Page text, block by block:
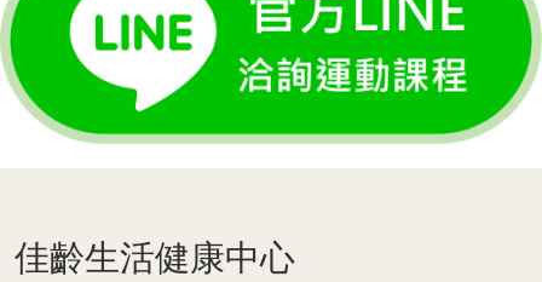
佳齡生活健康中心